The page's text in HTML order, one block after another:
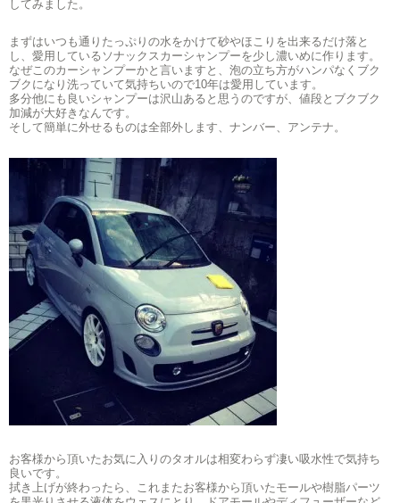
してみました。
まずはいつも通りたっぷりの水をかけて砂やほこりを出来るだけ落と
し、愛用しているソナックスカーシャンプーを少し濃いめに作ります。
なぜこのカーシャンプーかと言いますと、泡の立ち方がハンパなくブク
ブクになり洗っていて気持ちいので10年は愛用しています。
多分他にも良いシャンプーは沢山あると思うのですが、値段とブクブク
加減が大好きなんです。
そして簡単に外せるものは全部外します、ナンバー、アンテナ。
お客様から頂いたお気に入りのタオルは相変わらず凄い吸水性で気持ち
良いです。
拭き上げが終わったら、これまたお客様から頂いたモールや樹脂パーツ